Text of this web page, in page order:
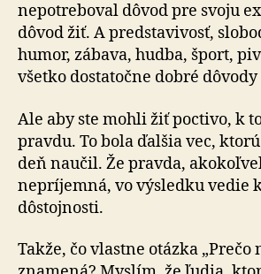
nepotreboval dôvod pre svoju
dôvod žiť. A predstavivosť,
humor, zábava, hudba, šport,
všetko dostatočne dobré
Ale aby ste mohli žiť poctivo, k
pravdu. To bola ďalšia vec,
deň naučil. Že pravda,
nepríjemná, vo výsledku vedie
dôstojnosti.
Takže, čo vlastne otázka „Prečo